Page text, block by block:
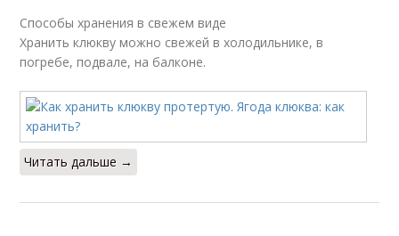
Способы хранения в свежем виде
Хранить клюкву можно свежей в холодильнике, в
погребе, подвале, на балконе.
Читать дальше →